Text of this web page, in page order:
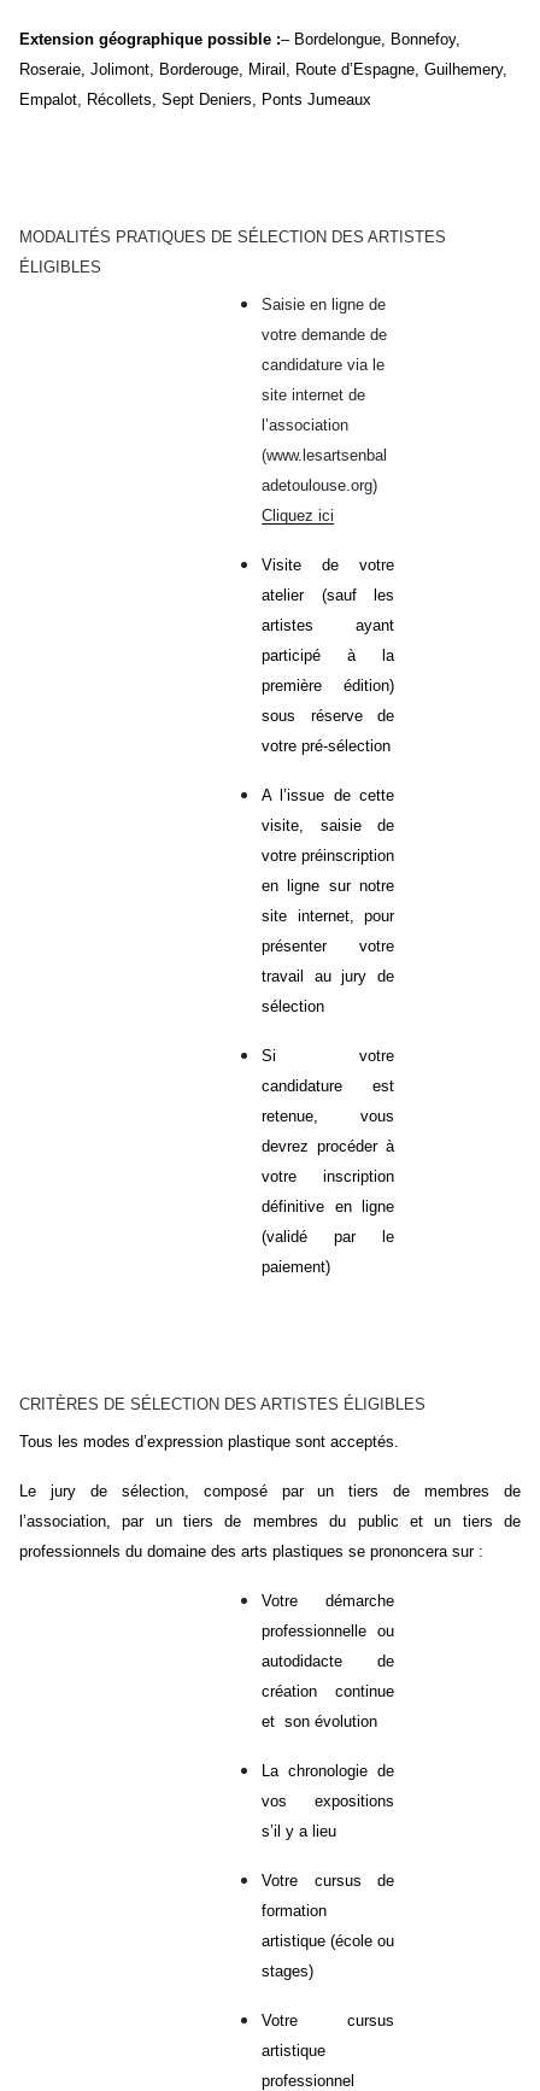
Extension géographique possible :– Bordelongue, Bonnefoy,
Roseraie, Jolimont, Borderouge, Mirail, Route d’Espagne, Guilhemery,
Empalot, Récollets, Sept Deniers, Ponts Jumeaux
MODALITÉS PRATIQUES DE SÉLECTION DES ARTISTES
ÉLIGIBLES
Saisie en ligne de
votre demande de
candidature via le
site internet de
l’association
(www.lesartsenbal
adetoulouse.org)
Cliquez ici
Visite de votre
atelier (sauf les
artistes ayant
participé à la
première édition)
sous réserve de
votre pré-sélection
A l’issue de cette
visite, saisie de
votre préinscription
en ligne sur notre
site internet, pour
présenter votre
travail au jury de
sélection
Si votre
candidature est
retenue, vous
devrez procéder à
votre inscription
définitive en ligne
(validé par le
paiement)
CRITÈRES DE SÉLECTION DES ARTISTES ÉLIGIBLES
Tous les modes d’expression plastique sont acceptés.
Le jury de sélection, composé par un tiers de membres de
l’association, par un tiers de membres du public et un tiers de
professionnels du domaine des arts plastiques se prononcera sur :
Votre démarche
professionnelle ou
autodidacte de
création continue
et son évolution
La chronologie de
vos expositions
s’il y a lieu
Votre cursus de
formation
artistique (école ou
stages)
Votre cursus
artistique
professionnel